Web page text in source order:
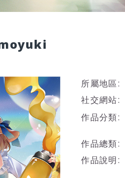
所屬地區:
社交網站:
作品分類:
作品總類:
作品說明: